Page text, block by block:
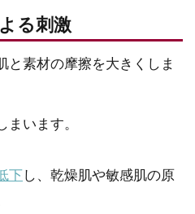
る刺激
と素材の摩擦を大きくしま
まいます。
下 し、乾燥肌や敏感肌の原